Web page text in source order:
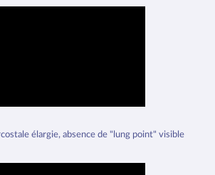
élargie, absence de "lung point" visible